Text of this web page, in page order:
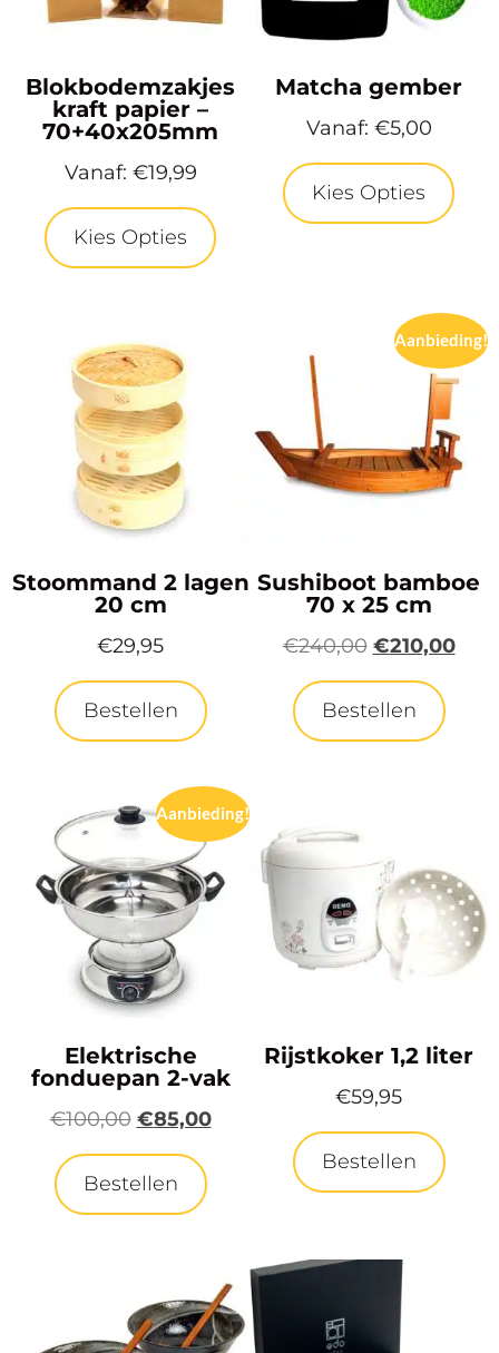
Blokbodemzakjes
kraft papier –
70+40x205mm
Vanaf: €19,99
Kies Opties
Matcha gember
Vanaf: €5,00
Kies Opties
Stoommand 2 lagen
20 cm
€29,95
Bestellen
Aanbieding!
Sushiboot bamboe
70 x 25 cm
€240,00 €210,00
Bestellen
Aanbieding!
Elektrische
fonduepan 2-vak
€100,00 €85,00
Bestellen
Rijstkoker 1,2 liter
€59,95
Bestellen